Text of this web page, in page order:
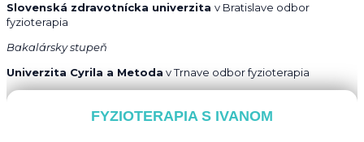
Slovenská zdravotnícka univerzita v Bratislave odbor
fyzioterapia
Bakalársky stupeň
Univerzita Cyrila a Metoda v Trnave odbor fyzioterapia
FYZIOTERAPIA S IVANOM